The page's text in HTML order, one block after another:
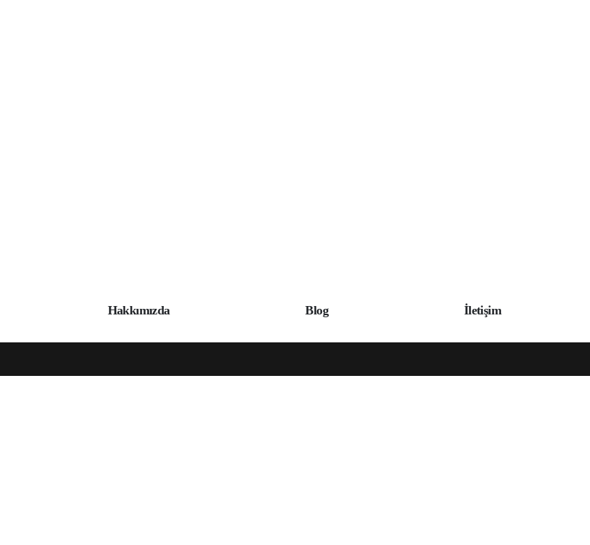
Hakkımızda Blog İletişim